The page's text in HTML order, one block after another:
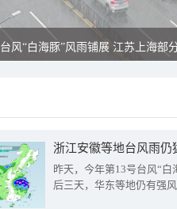
台风“白海豚”风雨铺展 江苏上海部
浙江安徽等地台风雨
昨天，今年第13号台风“
后三天，华东等地仍有强